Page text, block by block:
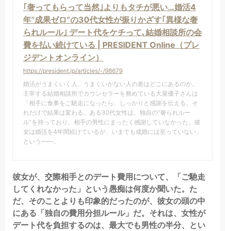
｢奢ってもらって当然｣よりもタチが悪い…婚活4
年”成果ゼロ”の30代女性が振りかざす｢異様な奢
られルール｣ デート代をケチって､結婚相談所の会
費を払い続けている | PRESIDENT Online（プレ
ジデントオンライン）
https://president.jp/articles/-/98679
婚活がうまくいく人、うまくいかない人の差はどこにあるのか。
主宰する結婚相談所でカウンセラーを務めている大屋優子さんは
「相手に食事をご馳走になったら、しっかりと感謝を伝える。そ
れだけで結果は変わる。ある30代女性は、独自の“奢られルー
ル”を持っており、相手の男性にまったく感謝していなかった。彼
女は婚活を4年間続けているが、いまでも成婚には至っていない」
という――。
彼女が、交際相手とのデート費用について、「ご馳走
してくれなかった」という愚痴は何度か聞いた。た
だ、そのことよりも印象的だったのが、彼女の頭の中
にある「独自の費用分担ルール」だ。それは、女性が
デート代を負担するのは、最大でも男性の半分、とい